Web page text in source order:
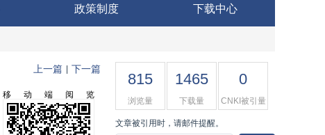
政策制度 下载中心
上一篇 下一篇
移动端阅览
815
浏览量
1465
下载量
0
CNKI被引量
文章被引用时，请邮件提醒。